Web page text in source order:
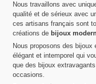
Nous travaillons avec
qualité et de sérieux avec
ces artisans français sont
créations de bijoux
Nous proposons des bijoux
élégant et intemporel qui
que des bijoux
occasions.